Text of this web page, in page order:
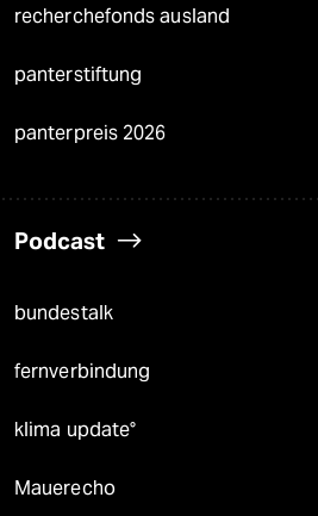
recherchefonds ausland
panterstiftung
panterpreis 2026
Podcast
bundestalk
fernverbindung
klima update°
Mauerecho